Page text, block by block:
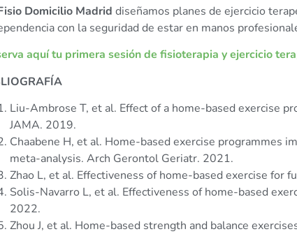
Domicilio Madrid diseñamos planes de ejercicio
con la seguridad de estar en manos
aquí tu primera sesión de fisioterapia y ejercicio
Liu-Ambrose T, et al. Effect of a home-based exercise
JAMA. 2019.
Chaabene H, et al. Home-based exercise programmes
meta-analysis. Arch Gerontol Geriatr. 2021.
Zhao L, et al. Effectiveness of home-based exercise for
Solis-Navarro L, et al. Effectiveness of home-based
2022.
Zhou J, et al. Home-based strength and balance